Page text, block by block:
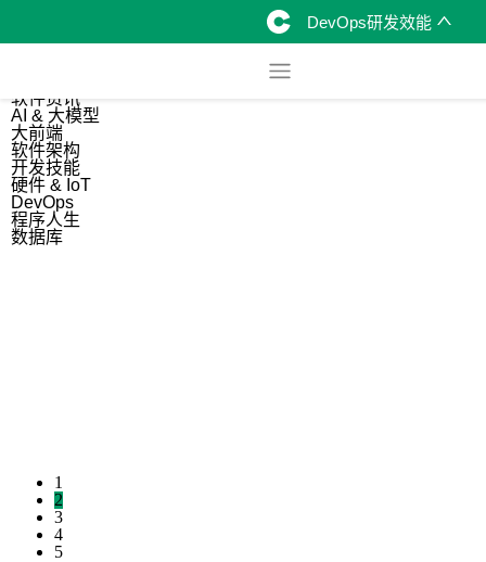
DevOps研发效能
软件资讯
AI & 大模型
大前端
软件架构
开发技能
硬件 & IoT
DevOps
程序人生
数据库
1
2
3
4
5